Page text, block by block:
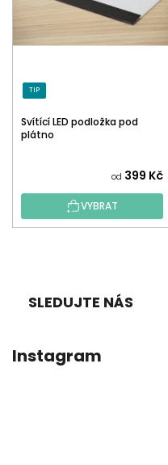
TIP
Svítící LED podložka pod
plátno
od 399 Kč
VYBRAT
SLEDUJTE NÁS
Instagram